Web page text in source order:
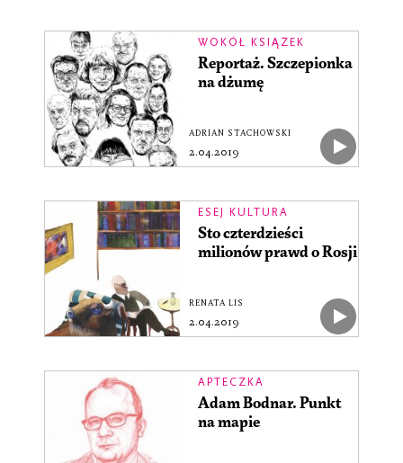
WOKÓŁ KSIĄŻEK
Reportaż. Szczepionka
na dżumę
ADRIAN STACHOWSKI
2.04.2019
ESEJ KULTURA
Sto czterdzieści
milionów prawd o Rosji
RENATA LIS
2.04.2019
APTECZKA
Adam Bodnar. Punkt
na mapie